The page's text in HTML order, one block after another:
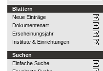
Blättern
Neue Einträge
Dokumentenart
Erscheinungsjahr
Institute & Einrichtungen
Suchen
Einfache Suche